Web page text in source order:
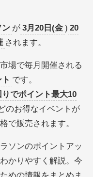
ン が 3月20日(金 ) 20
されます。
場で毎月開催される
です。
でポイント最大10
のお得なイベントが
で販売されます。
ソンのポイントアッ
かりやすく解説。今